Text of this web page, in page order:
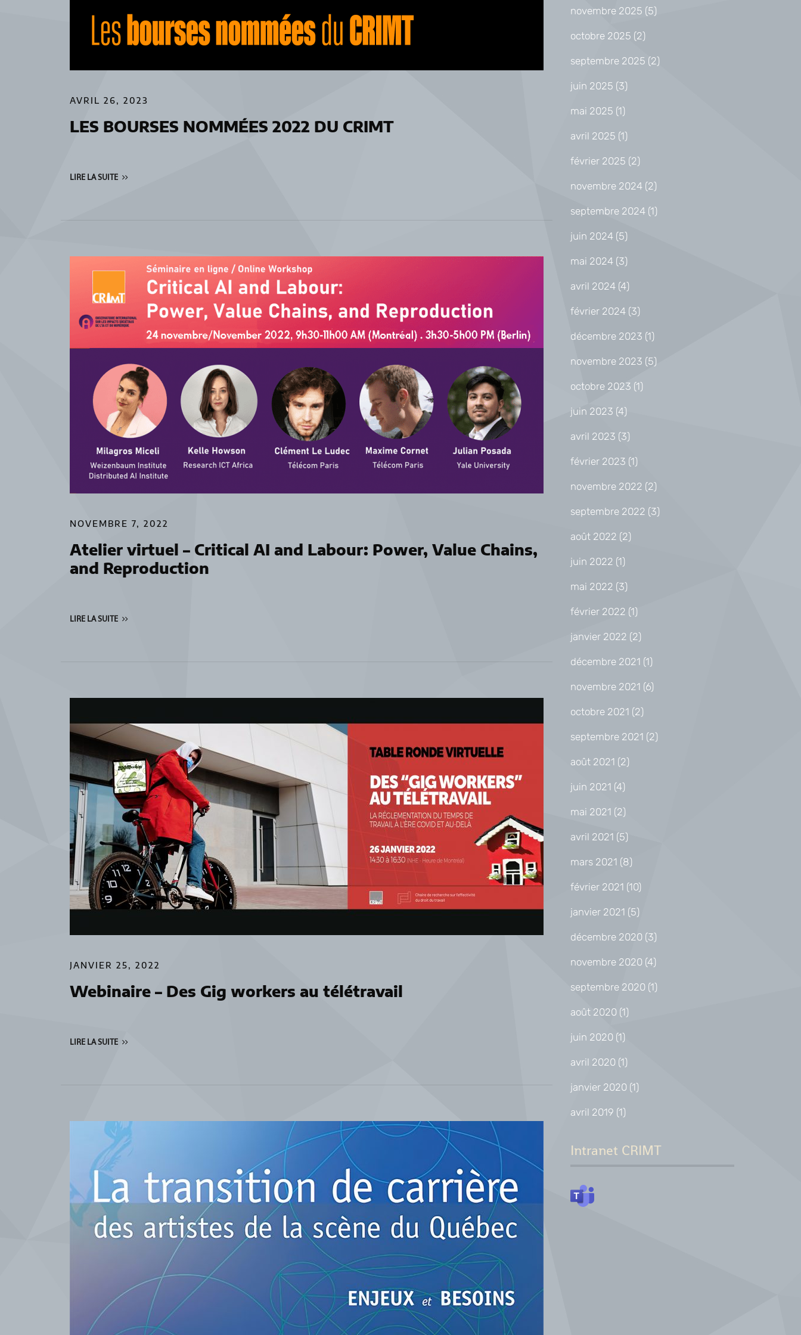
AVRIL 26, 2023
LES BOURSES NOMMÉES 2022 DU CRIMT
LIRE LA SUITE
NOVEMBRE 7, 2022
Atelier virtuel – Critical AI and Labour: Power, Value Chains,
and Reproduction
LIRE LA SUITE
JANVIER 25, 2022
Webinaire – Des Gig workers au télétravail
LIRE LA SUITE
novembre 2025 (5)
octobre 2025 (2)
septembre 2025 (2)
juin 2025 (3)
mai 2025 (1)
avril 2025 (1)
février 2025 (2)
novembre 2024 (2)
septembre 2024 (1)
juin 2024 (5)
mai 2024 (3)
avril 2024 (4)
février 2024 (3)
décembre 2023 (1)
novembre 2023 (5)
octobre 2023 (1)
juin 2023 (4)
avril 2023 (3)
février 2023 (1)
novembre 2022 (2)
septembre 2022 (3)
août 2022 (2)
juin 2022 (1)
mai 2022 (3)
février 2022 (1)
janvier 2022 (2)
décembre 2021 (1)
novembre 2021 (6)
octobre 2021 (2)
septembre 2021 (2)
août 2021 (2)
juin 2021 (4)
mai 2021 (2)
avril 2021 (5)
mars 2021 (8)
février 2021 (10)
janvier 2021 (5)
décembre 2020 (3)
novembre 2020 (4)
septembre 2020 (1)
août 2020 (1)
juin 2020 (1)
avril 2020 (1)
janvier 2020 (1)
avril 2019 (1)
Intranet CRIMT